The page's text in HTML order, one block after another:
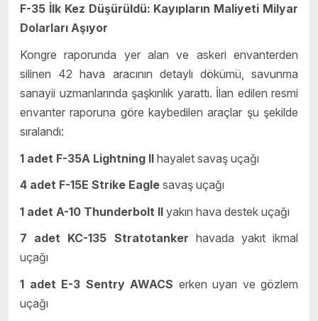
F-35 İlk Kez Düşürüldü: Kayıpların Maliyeti Milyar
Dolarları Aşıyor
Kongre raporunda yer alan ve askeri envanterden
silinen 42 hava aracının detaylı dökümü, savunma
sanayii uzmanlarında şaşkınlık yarattı. İlan edilen resmi
envanter raporuna göre kaybedilen araçlar şu şekilde
sıralandı:
1 adet F-35A Lightning II hayalet savaş uçağı
4 adet F-15E Strike Eagle savaş uçağı
1 adet A-10 Thunderbolt II yakın hava destek uçağı
7 adet KC-135 Stratotanker havada yakıt ikmal
uçağı
1 adet E-3 Sentry AWACS erken uyarı ve gözlem
uçağı